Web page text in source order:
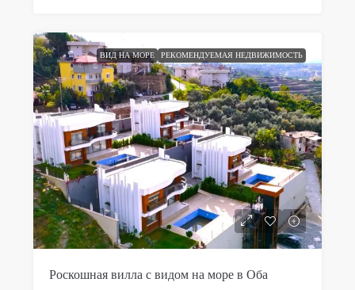
ВИД НА МОРЕ РЕКОМЕНДУЕМАЯ НЕДВИЖИМОСТЬ
Роскошная вилла с видом на море в Оба